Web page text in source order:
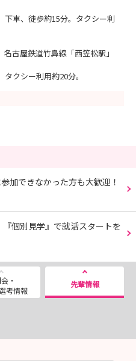
車、徒歩約15分。タクシー利
古屋鉄道竹鼻線「西笠松駅」
クシー利用約20分。
加できなかった方も大歓迎！
個別見学』で就活スタートを
・
考情報
先輩情報